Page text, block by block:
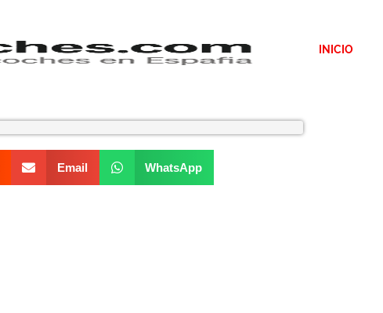
INICIO
Email WhatsApp